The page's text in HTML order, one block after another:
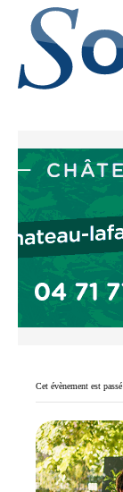
Cet évènement est passé